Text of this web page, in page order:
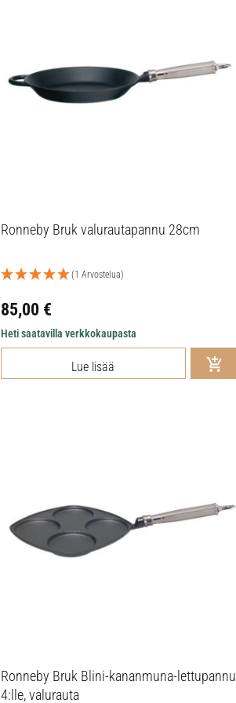
Ronneby Bruk valurautapannu 28cm
(1 Arvostelua)
85,00 €
Heti saatavilla verkkokaupasta
Lue lisää
Ronneby Bruk Blini-kananmuna-lettupannu
4:lle, valurauta